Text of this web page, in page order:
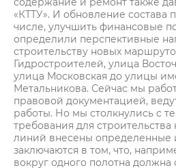
«КТТУ». И обновление состава
числе, улучшить финансовые
определили перспективные
строительству новых
Гидростроителей, улица
улица Московская до улицы
Метальникова. Сейчас мы
правовой документацией,
работы. Но мы столкнулись с
требования для
линий внесены определенные
заключаются в том, что,
вокруг одного полотна должна